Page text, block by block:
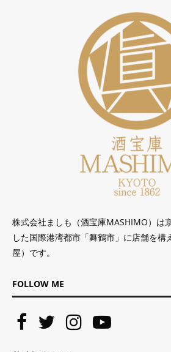
株式会社ましも（酒宝庫MASHIMO）は
した国際港湾都市「舞鶴市」に店舗を構
屋）です。
FOLLOW ME